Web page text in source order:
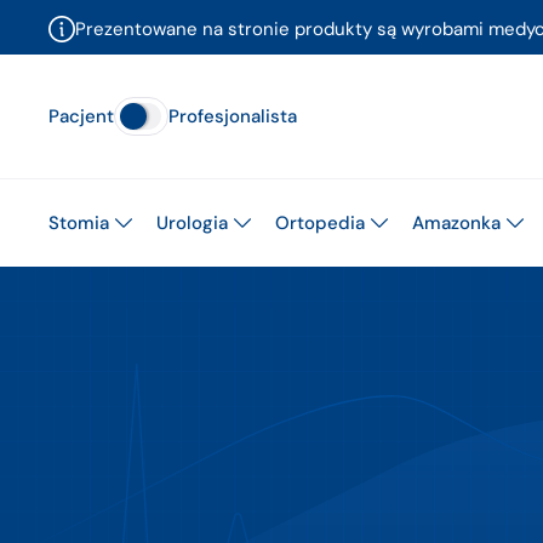
Prezentowane na stronie produkty są wyrobami
Pacjent Profesjonalista
Stomia Urologia Ortopedia Amazonka